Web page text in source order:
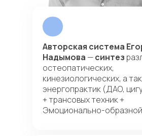
Авторская система
Надымова —синтез
остеопатических,
кинезиологических, а
энергопрактик (ДАО,
+ трансовых техник +
Эмоционально-